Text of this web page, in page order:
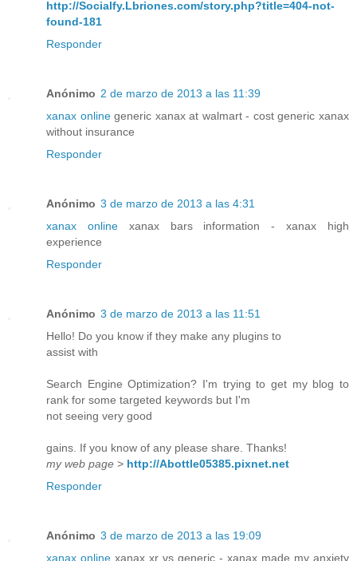
http://Socialfy.Lbriones.com/story.php?title=404-not-
found-181
Responder
Anónimo 2 de marzo de 2013 a las 11:39
xanax onlinegeneric xanax at walmart - cost generic xanax
without insurance
Responder
Anónimo 3 de marzo de 2013 a las 4:31
xanax onlinexanax bars information - xanax high
experience
Responder
Anónimo 3 de marzo de 2013 a las 11:51
Hello! Do you know if they make any plugins to
assist with
Search Engine Optimization? I'm trying to get my blog to
rank for some targeted keywords but I'm
not seeing very good
gains. If you know of any please share. Thanks!
my web page > http://Abottle05385.pixnet.net
Responder
Anónimo 3 de marzo de 2013 a las 19:09
xanax online xanax xr vs generic - xanax made my anxiety